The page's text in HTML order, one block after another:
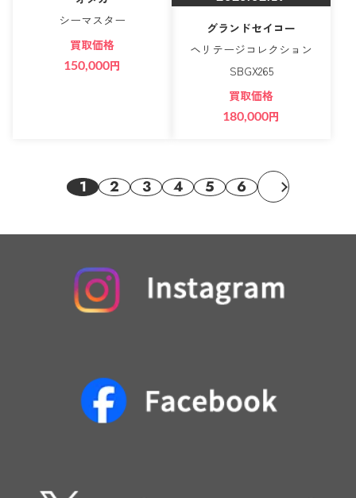
シーマスター
買取価格
150,000円
グランドセイコー
ヘリテージコレクション
SBGX265
買取価格
180,000円
1 2 3 4 5 6